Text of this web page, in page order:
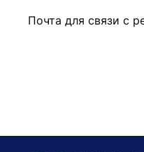
Почта для связи с